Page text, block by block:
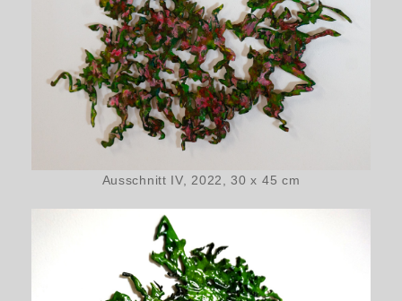
Ausschnitt IV, 2022, 30 x 45 cm